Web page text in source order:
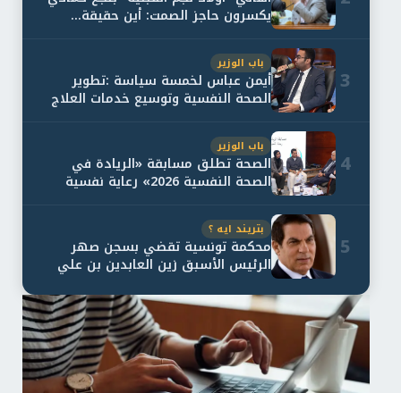
يكسرون حاجز الصمت: أين حقيقة...
3
باب الوزير
أيمن عباس لخمسة سياسة :تطوير
الصحة النفسية وتوسيع خدمات العلاج
4
باب الوزير
الصحة تطلق مسابقة «الريادة في
الصحة النفسية 2026» رعاية نفسية
5
بتريند ايه ؟
محكمة تونسية تقضي بسجن صهر
الرئيس الأسبق زين العابدين بن علي